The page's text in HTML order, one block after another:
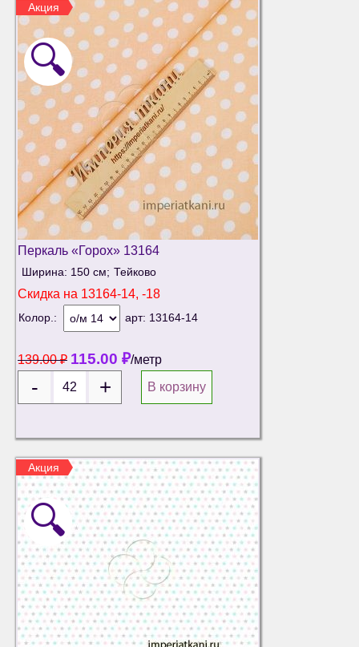
Акция
🔍
Перкаль «Горох» 13164
Ширина: 150 см; Тейково
Скидка на 13164-14, -18
Колор.: арт: 13164-14
139.00₽ 115.00 ₽/метр
В корзину
Акция
🔍